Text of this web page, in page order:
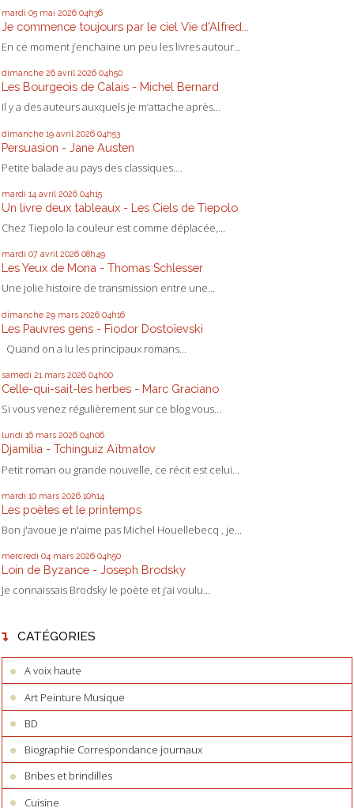
mardi 05 mai 2026 04h36
Je commence toujours par le ciel Vie d'Alfred...
En ce moment j’enchaine un peu les livres autour...
dimanche 26 avril 2026 04h50
Les Bourgeois de Calais - Michel Bernard
Il y a des auteurs auxquels je m’attache après...
dimanche 19 avril 2026 04h53
Persuasion - Jane Austen
Petite balade au pays des classiques....
mardi 14 avril 2026 04h15
Un livre deux tableaux - Les Ciels de Tiepolo
Chez Tiepolo la couleur est comme déplacée,...
mardi 07 avril 2026 08h49
Les Yeux de Mona - Thomas Schlesser
Une jolie histoire de transmission entre une...
dimanche 29 mars 2026 04h16
Les Pauvres gens - Fiodor Dostoïevski
Quand on a lu les principaux romans...
samedi 21 mars 2026 04h00
Celle-qui-sait-les herbes - Marc Graciano
Si vous venez régulièrement sur ce blog vous...
lundi 16 mars 2026 04h06
Djamilia - Tchinguiz Aïtmatov
Petit roman ou grande nouvelle, ce récit est celui...
mardi 10 mars 2026 10h14
Les poètes et le printemps
Bon j'avoue je n'aime pas Michel Houellebecq , je...
mercredi 04 mars 2026 04h50
Loin de Byzance - Joseph Brodsky
Je connaissais Brodsky le poète et j’ai voulu...
CATÉGORIES
A voix haute
Art Peinture Musique
BD
Biographie Correspondance journaux
Bribes et brindilles
Cuisine